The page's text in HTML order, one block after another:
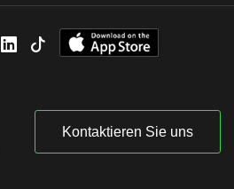
Kontaktieren Sie uns